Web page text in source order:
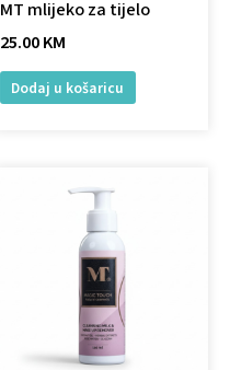
MT mlijeko za tijelo
25.00KM
Dodaj u košaricu